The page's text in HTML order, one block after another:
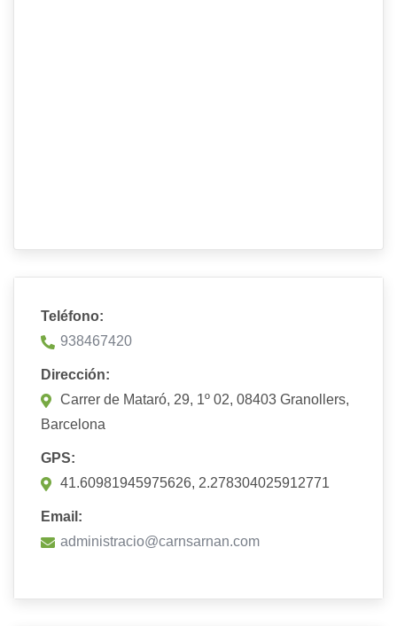
Teléfono:
938467420
Dirección:
Carrer de Mataró, 29, 1º 02, 08403 Granollers,
Barcelona
GPS:
41.60981945975626, 2.278304025912771
Email:
administracio@carnsarnan.com